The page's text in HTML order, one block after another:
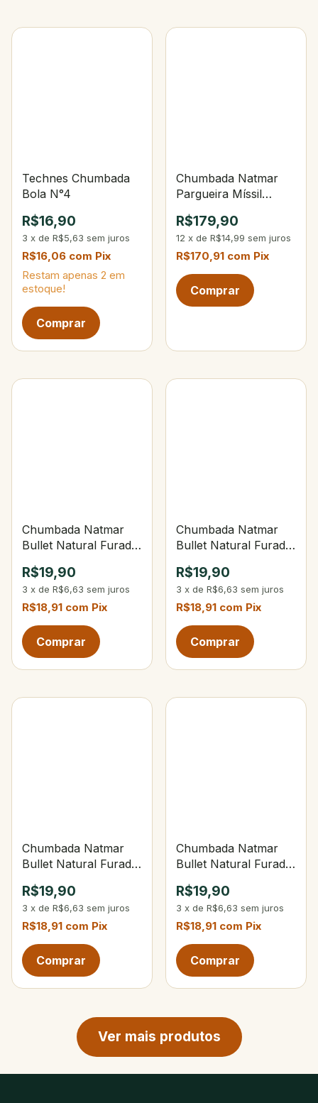
Technes Chumbada
Bola N°4
R$16,90
3 x de R$5,63 sem juros
R$16,06 com Pix
Restam apenas 2 em
estoque!
Chumbada Natmar
Pargueira Míssil
R$179,90
12 x de R$14,99 sem juros
R$170,91 com Pix
Chumbada Natmar
Bullet Natural Furada
R$19,90
3 x de R$6,63 sem juros
R$18,91 com Pix
Chumbada Natmar
Bullet Natural Furada
R$19,90
3 x de R$6,63 sem juros
R$18,91 com Pix
Chumbada Natmar
Bullet Natural Furada
R$19,90
3 x de R$6,63 sem juros
R$18,91 com Pix
Chumbada Natmar
Bullet Natural Furada
R$19,90
3 x de R$6,63 sem juros
R$18,91 com Pix
Ver mais produtos